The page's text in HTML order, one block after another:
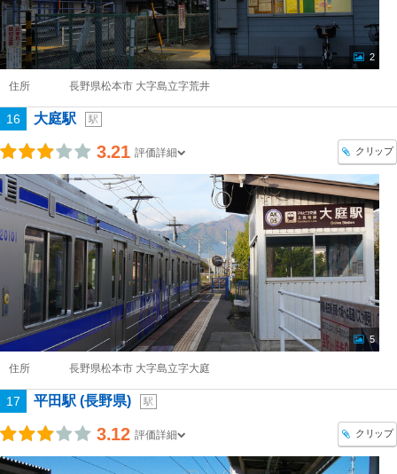
2
住所 長野県松本市 大字島立字荒井
16 大庭駅 駅
3.21 評価詳細 クリップ
5
住所 長野県松本市 大字島立字大庭
17 平田駅 (長野県) 駅
3.12 評価詳細 クリップ